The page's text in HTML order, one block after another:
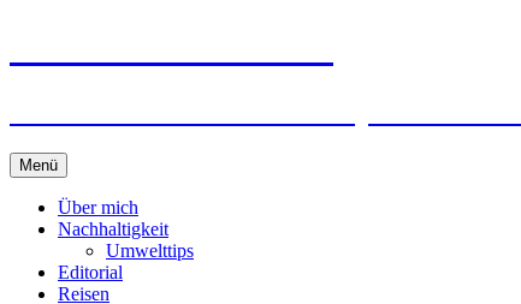
Menü Springe
zum
Inhalt
Über mich
Nachhaltigkeit
Umwelttips
Editorial
Reisen